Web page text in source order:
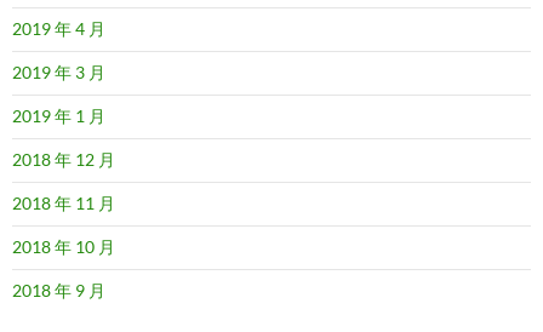
2019 年 4 月
2019 年 3 月
2019 年 1 月
2018 年 12 月
2018 年 11 月
2018 年 10 月
2018 年 9 月